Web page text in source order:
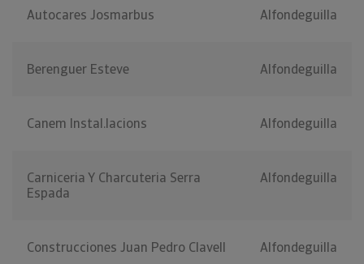
Autocares Josmarbus Alfondeguilla
Berenguer Esteve Alfondeguilla
Canem Instal.lacions Alfondeguilla
Carniceria Y Charcuteria Serra
Espada
Alfondeguilla
Construcciones Juan Pedro Clavell Alfondeguilla